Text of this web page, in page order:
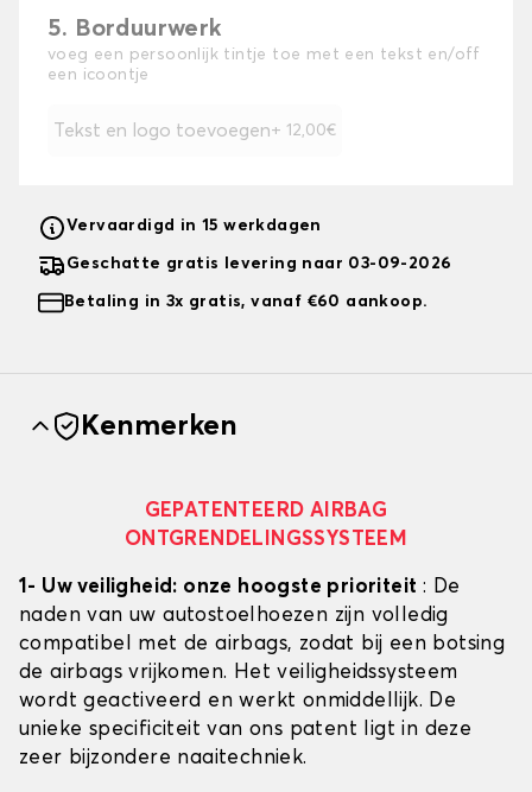
5. Borduurwerk
voeg een persoonlijk tintje toe met een tekst en/off
een icoontje
Tekst en logo toevoegen + 12,00€
Vervaardigd in 15 werkdagen
Geschatte gratis levering naar 03-09-2026
Betaling in 3x gratis, vanaf €60 aankoop.
Kenmerken
GEPATENTEERD AIRBAG
ONTGRENDELINGSSYSTEEM
1- Uw veiligheid: onze hoogste prioriteit : De
naden van uw autostoelhoezen zijn volledig
compatibel met de airbags, zodat bij een botsing
de airbags vrijkomen. Het veiligheidssysteem
wordt geactiveerd en werkt onmiddellijk. De
unieke specificiteit van ons patent ligt in deze
zeer bijzondere naaitechniek.